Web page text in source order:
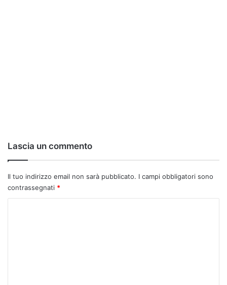
Lascia un commento
Il tuo indirizzo email non sarà pubblicato. I campi obbligatori sono
contrassegnati *